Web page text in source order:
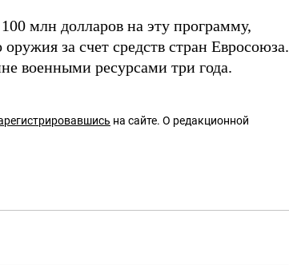
млн долларов на эту программу,
за счет средств стран Евросоюза.
военными ресурсами три года.
на сайте. О редакционной